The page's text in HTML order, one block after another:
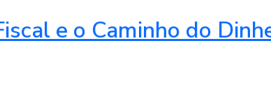
e o Caminho do